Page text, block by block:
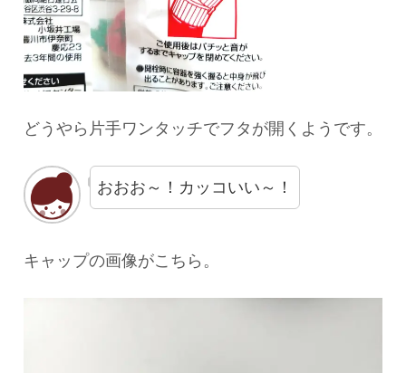
どうやら片手ワンタッチでフタが開くようです。
おおお～！カッコいい～！
キャップの画像がこちら。